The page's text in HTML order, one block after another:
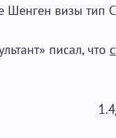
Шенген визы тип
писал, что